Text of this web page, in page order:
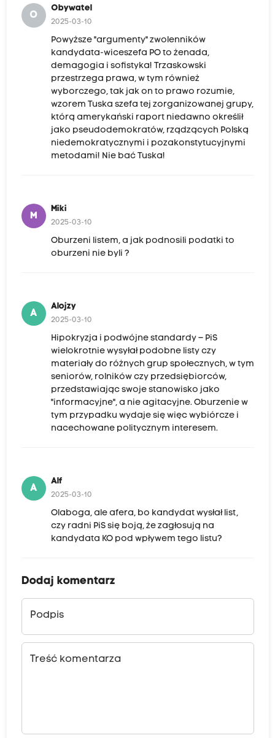
O
Obywatel
2025-03-10
Powyższe "argumenty" zwolenników
kandydata-wiceszefa PO to żenada,
demagogia i sofistyka! Trzaskowski
przestrzega prawa, w tym również
wyborczego, tak jak on to prawo rozumie,
wzorem Tuska szefa tej zorganizowanej grupy,
którą amerykański raport niedawno określił
jako pseudodemokratów, rządzących Polską
niedemokratycznymi i pozakonstytucyjnymi
metodami! Nie bać Tuska!
M
Miki
2025-03-10
Oburzeni listem, a jak podnosili podatki to
oburzeni nie byli ?
A
Alojzy
2025-03-10
Hipokryzja i podwójne standardy – PiS
wielokrotnie wysyłał podobne listy czy
materiały do różnych grup społecznych, w tym
seniorów, rolników czy przedsiębiorców,
przedstawiając swoje stanowisko jako
"informacyjne", a nie agitacyjne. Oburzenie w
tym przypadku wydaje się więc wybiórcze i
nacechowane politycznym interesem.
A
Alf
2025-03-10
Olaboga, ale afera, bo kandydat wysłał list,
czy radni PiS się boją, że zagłosują na
kandydata KO pod wpływem tego listu?
Dodaj komentarz
Podpis
Treść komentarza